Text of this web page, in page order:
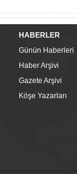
HABERLER
Günün Haberleri
Haber Arşivi
Gazete Arşivi
Köşe Yazarları